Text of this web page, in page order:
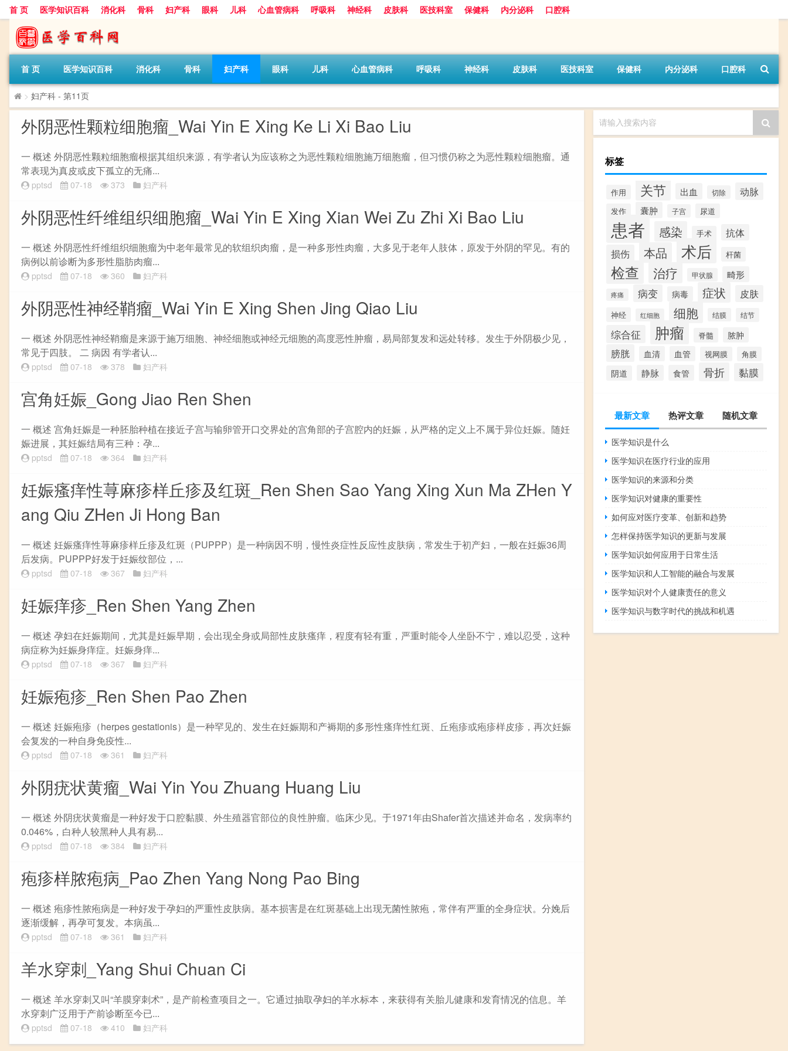
首 页 医学知识百科 消化科 骨科 妇产科 眼科 儿科 心血管病科 呼吸科 神经科 皮肤科 医技科室 保健科 内分泌科 口腔科
首 页 医学知识百科 消化科 骨科 妇产科 眼科 儿科 心血管病科 呼吸科 神经科 皮肤科 医技科室 保健科 内分泌科 口腔科
> 妇产科 - 第11页
外阴恶性颗粒细胞瘤_Wai Yin E Xing Ke Li Xi Bao Liu
一 概述 外阴恶性颗粒细胞瘤根据其组织来源，有学者认为应该称之为恶性颗粒细胞施万细胞瘤，但习惯仍称之为恶性颗粒细胞瘤。通
常表现为真皮或皮下孤立的无痛...
pptsd 07-18 373 妇产科
外阴恶性纤维组织细胞瘤_Wai Yin E Xing Xian Wei Zu Zhi Xi Bao Liu
一 概述 外阴恶性纤维组织细胞瘤为中老年最常见的软组织肉瘤，是一种多形性肉瘤，大多见于老年人肢体，原发于外阴的罕见。有的
病例以前诊断为多形性脂肪肉瘤...
pptsd 07-18 360 妇产科
外阴恶性神经鞘瘤_Wai Yin E Xing Shen Jing Qiao Liu
一 概述 外阴恶性神经鞘瘤是来源于施万细胞、神经细胞或神经元细胞的高度恶性肿瘤，易局部复发和远处转移。发生于外阴极少见，
常见于四肢。 二 病因 有学者认...
pptsd 07-18 378 妇产科
宫角妊娠_Gong Jiao Ren Shen
一 概述 宫角妊娠是一种胚胎种植在接近子宫与输卵管开口交界处的宫角部的子宫腔内的妊娠，从严格的定义上不属于异位妊娠。随妊
娠进展，其妊娠结局有三种：孕...
pptsd 07-18 364 妇产科
妊娠瘙痒性荨麻疹样丘疹及红斑_Ren Shen Sao Yang Xing Xun Ma ZHen Y
ang Qiu ZHen Ji Hong Ban
一 概述 妊娠瘙痒性荨麻疹样丘疹及红斑（PUPPP）是一种病因不明，慢性炎症性反应性皮肤病，常发生于初产妇，一般在妊娠36周
后发病。PUPPP好发于妊娠纹部位，...
pptsd 07-18 367 妇产科
妊娠痒疹_Ren Shen Yang Zhen
一 概述 孕妇在妊娠期间，尤其是妊娠早期，会出现全身或局部性皮肤瘙痒，程度有轻有重，严重时能令人坐卧不宁，难以忍受，这种
病症称为妊娠身痒症。妊娠身痒...
pptsd 07-18 367 妇产科
妊娠疱疹_Ren Shen Pao Zhen
一 概述 妊娠疱疹（herpes gestationis）是一种罕见的、发生在妊娠期和产褥期的多形性瘙痒性红斑、丘疱疹或疱疹样皮疹，再次妊娠
会复发的一种自身免疫性...
pptsd 07-18 361 妇产科
外阴疣状黄瘤_Wai Yin You Zhuang Huang Liu
一 概述 外阴疣状黄瘤是一种好发于口腔黏膜、外生殖器官部位的良性肿瘤。临床少见。于1971年由Shafer首次描述并命名，发病率约
0.046%，白种人较黑种人具有易...
pptsd 07-18 384 妇产科
疱疹样脓疱病_Pao Zhen Yang Nong Pao Bing
一 概述 疱疹性脓疱病是一种好发于孕妇的严重性皮肤病。基本损害是在红斑基础上出现无菌性脓疱，常伴有严重的全身症状。分娩后
逐渐缓解，再孕可复发。本病虽...
pptsd 07-18 361 妇产科
羊水穿刺_Yang Shui Chuan Ci
一 概述 羊水穿刺又叫“羊膜穿刺术”，是产前检查项目之一。它通过抽取孕妇的羊水标本，来获得有关胎儿健康和发育情况的信息。羊
水穿刺广泛用于产前诊断至今已...
pptsd 07-18 410 妇产科
请输入搜索内容
标签
作用 关节 出血 切除 动脉
发作 囊肿 子宫 尿道
患者 感染 手术 抗体
损伤 本品 术后 杆菌
检查 治疗 甲状腺 畸形
疼痛 病变 病毒 症状 皮肤
神经 红细胞 细胞 结膜 结节
综合征 肿瘤 脊髓 脓肿
膀胱 血清 血管 视网膜 角膜
阴道 静脉 食管 骨折 黏膜
最新文章 热评文章 随机文章
医学知识是什么
医学知识在医疗行业的应用
医学知识的来源和分类
医学知识对健康的重要性
如何应对医疗变革、创新和趋势
怎样保持医学知识的更新与发展
医学知识如何应用于日常生活
医学知识和人工智能的融合与发展
医学知识对个人健康责任的意义
医学知识与数字时代的挑战和机遇